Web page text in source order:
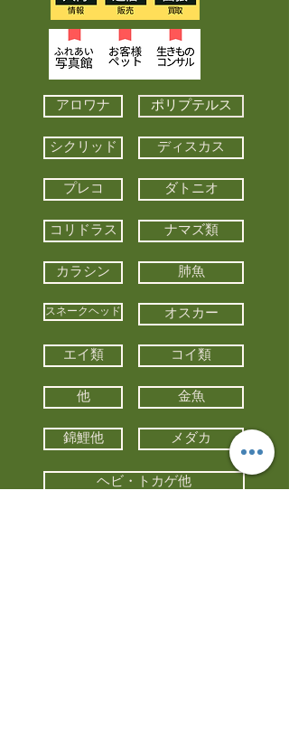
アロワナ ポリプテルス
シクリッド ディスカス
プレコ ダトニオ
コリドラス ナマズ類
カラシン 肺魚
スネークヘッド オスカー
エイ類 コイ類
他 金魚
錦鯉他 メダカ
ヘビ・トカゲ他